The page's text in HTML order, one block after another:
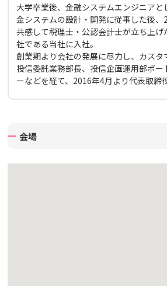
大学卒業後、金融システムエンジニア
金システムの設計・開発に従事した後
共感して税理士・公認会計士が立ち上
社である当社に入社。
創業期より会社の発展に尽力し、カスタ
投信委託業務部長、投信企画運用部ポー
ーなどを経て、2016年4月より代表取締
会場